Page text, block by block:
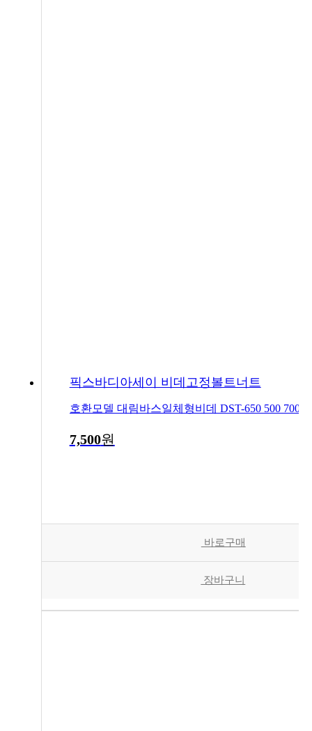
픽스바디아세이 비데고정볼트너트
7,500원
바로구매
장바구니